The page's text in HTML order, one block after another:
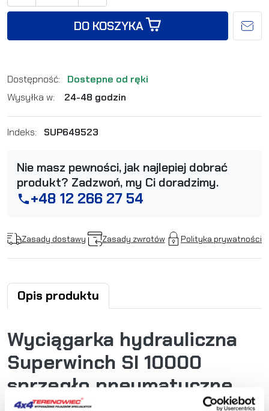
DO KOSZYKA
Dostępność:
Dostepne od ręki
Wysyłka w:
24-48 godzin
Indeks: SUP649523
Nie masz pewności, jak najlepiej dobrać
produkt? Zadzwoń, my Ci doradzimy.
phone+48 12 266 27 54
Zasady dostawy Zasady zwrotów Polityka prywatności
Opis produktu
Wyciągarka hydrauliczna
Superwinch SI 10000
sprzęgło pneumatyczne,